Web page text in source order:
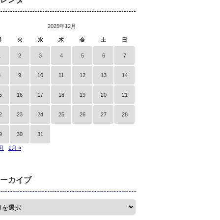
2025年12月
火 水 木 金 土 日
2 3 4 5 6 7
9 10 11 12 13 14
16 17 18 19 20 21
23 24 25 26 27 28
30 31
1月 »
カイブ